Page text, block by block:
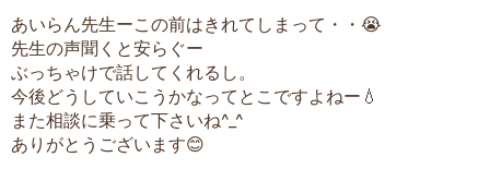
あいらん先生ーこの前はきれてしまって・・😭
先生の声聞くと安らぐー
ぶっちゃけで話してくれるし。
今後どうしていこうかなってとこですよねー💧
また相談に乗って下さいね^_^
ありがとうございます😊